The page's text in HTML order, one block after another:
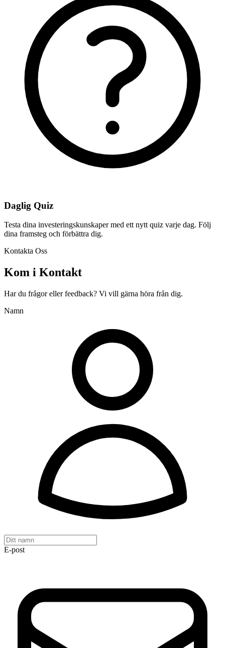
Daglig Quiz
Testa dina investeringskunskaper med ett nytt quiz varje dag. Följ
dina framsteg och förbättra dig.
Kontakta Oss
Kom i Kontakt
Har du frågor eller feedback? Vi vill gärna höra från dig.
Namn
E-post